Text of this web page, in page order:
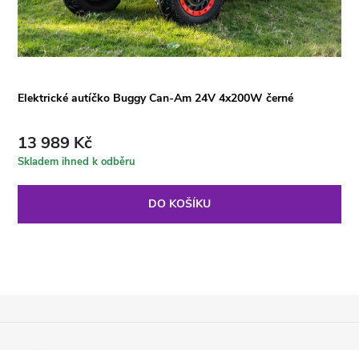
Elektrické autíčko Buggy Can-Am 24V 4x200W černé
13 989 Kč
Skladem ihned k odběru
DO KOŠÍKU